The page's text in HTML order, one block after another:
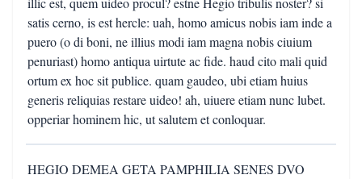
satis cerno, is est hercle: uah, homo amicus nobis iam inde a
puero (o di boni, ne illius modi iam magna nobis ciuium
penuriast) homo antiqua uirtute ac fide. haud cito mali quid
ortum ex hoc sit publice. quam gaudeo, ubi etiam huius
generis reliquias restare uideo! ah, uiuere etiam nunc lubet.
opperiar hominem hic, ut salutem et conloquar.
HEGIO DEMEA GETA PAMPHILIA SENES DVO